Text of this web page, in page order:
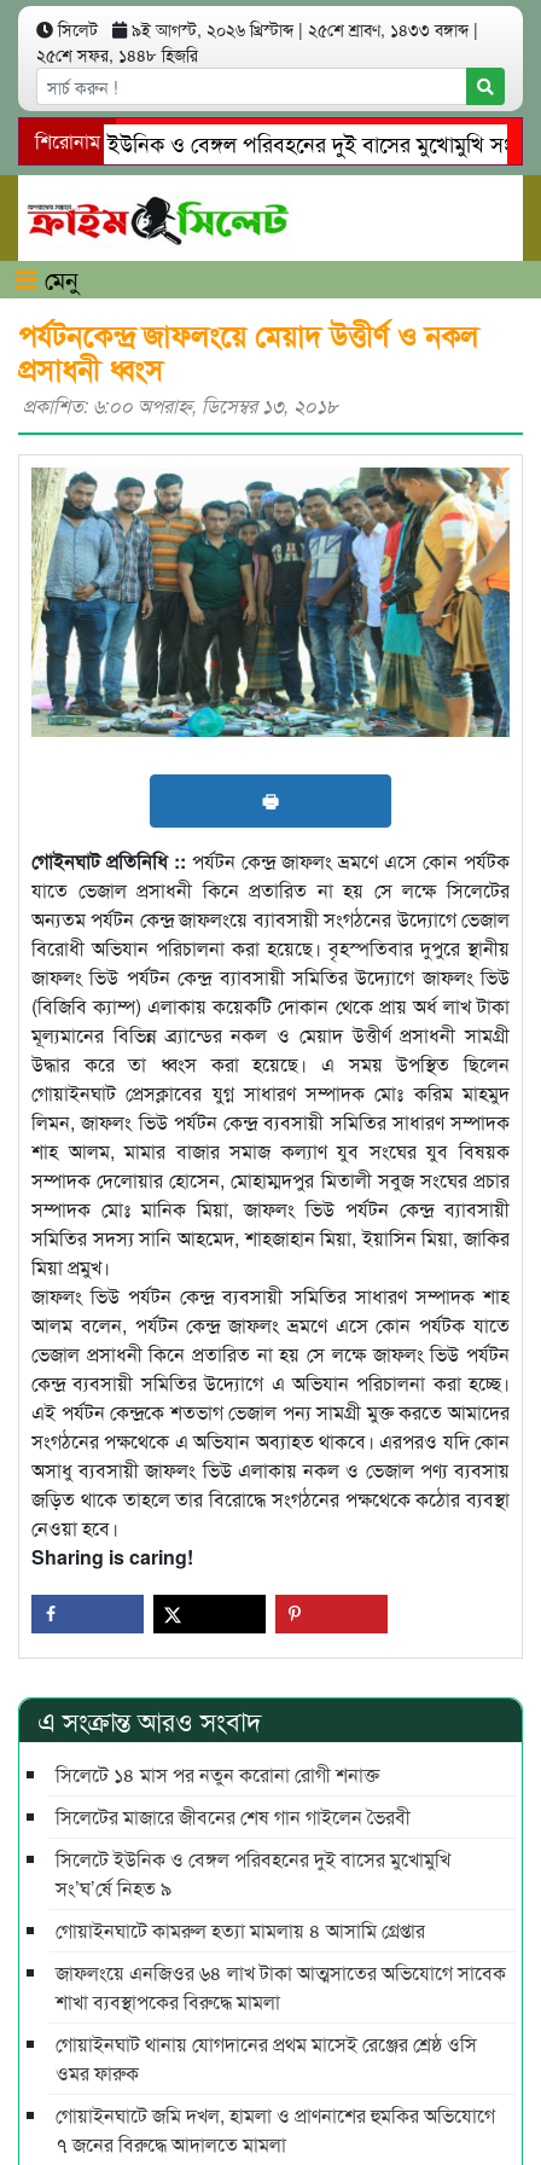
সিলেট ৯ই আগস্ট, ২০২৬ খ্রিস্টাব্দ | ২৫শে শ্রাবণ, ১৪৩৩ বঙ্গাব্দ |
২৫শে সফর, ১৪৪৮ হিজরি
শিরোনাম
সিলেটে ইউনিক ও বেঙ্গল পরিবহনের দুই বাসের মুখোমুখি
গোয়াইনঘাটে প্রেমের ফাঁদে তরুণী পাচার: মাদকাসক্ত রিমালকে
মেনু
পর্যটনকেন্দ্র জাফলংয়ে মেয়াদ উত্তীর্ণ ও নকল
প্রসাধনী ধ্বংস
প্রকাশিত: ৬:০০ অপরাহ্ণ, ডিসেম্বর ১৩, ২০১৮
🖶
গোইনঘাট প্রতিনিধি :: পর্যটন কেন্দ্র জাফলং ভ্রমণে এসে কোন পর্যটক
যাতে ভেজাল প্রসাধনী কিনে প্রতারিত না হয় সে লক্ষে সিলেটের
অন্যতম পর্যটন কেন্দ্র জাফলংয়ে ব্যাবসায়ী সংগঠনের উদ্যোগে ভেজাল
বিরোধী অভিযান পরিচালনা করা হয়েছে। বৃহস্পতিবার দুপুরে স্থানীয়
জাফলং ভিউ পর্যটন কেন্দ্র ব্যাবসায়ী সমিতির উদ্যোগে জাফলং ভিউ
(বিজিবি ক্যাম্প) এলাকায় কয়েকটি দোকান থেকে প্রায় অর্ধ লাখ টাকা
মূল্যমানের বিভিন্ন ব্র্যান্ডের নকল ও মেয়াদ উত্তীর্ণ প্রসাধনী সামগ্রী
উদ্ধার করে তা ধ্বংস করা হয়েছে। এ সময় উপস্থিত ছিলেন
গোয়াইনঘাট প্রেসক্লাবের যুগ্ন সাধারণ সম্পাদক মোঃ করিম মাহমুদ
লিমন, জাফলং ভিউ পর্যটন কেন্দ্র ব্যবসায়ী সমিতির সাধারণ সম্পাদক
শাহ আলম, মামার বাজার সমাজ কল্যাণ যুব সংঘের যুব বিষয়ক
সম্পাদক দেলোয়ার হোসেন, মোহাম্মদপুর মিতালী সবুজ সংঘের প্রচার
সম্পাদক মোঃ মানিক মিয়া, জাফলং ভিউ পর্যটন কেন্দ্র ব্যাবসায়ী
সমিতির সদস্য সানি আহমেদ, শাহজাহান মিয়া, ইয়াসিন মিয়া, জাকির
মিয়া প্রমুখ।
জাফলং ভিউ পর্যটন কেন্দ্র ব্যবসায়ী সমিতির সাধারণ সম্পাদক শাহ
আলম বলেন, পর্যটন কেন্দ্র জাফলং ভ্রমণে এসে কোন পর্যটক যাতে
ভেজাল প্রসাধনী কিনে প্রতারিত না হয় সে লক্ষে জাফলং ভিউ পর্যটন
কেন্দ্র ব্যবসায়ী সমিতির উদ্যোগে এ অভিযান পরিচালনা করা হচ্ছে।
এই পর্যটন কেন্দ্রকে শতভাগ ভেজাল পন্য সামগ্রী মুক্ত করতে আমাদের
সংগঠনের পক্ষথেকে এ অভিযান অব্যাহত থাকবে। এরপরও যদি কোন
অসাধু ব্যবসায়ী জাফলং ভিউ এলাকায় নকল ও ভেজাল পণ্য ব্যবসায়
জড়িত থাকে তাহলে তার বিরোদ্ধে সংগঠনের পক্ষথেকে কঠোর ব্যবস্থা
নেওয়া হবে।
Sharing is caring!
এ সংক্রান্ত আরও সংবাদ
সিলেটে ১৪ মাস পর নতুন করোনা রোগী শনাক্ত
সিলেটের মাজারে জীবনের শেষ গান গাইলেন ভৈরবী
সিলেটে ইউনিক ও বেঙ্গল পরিবহনের দুই বাসের মুখোমুখি
সং’ঘ’র্ষে নিহত ৯
গোয়াইনঘাটে কামরুল হত্যা মামলায় ৪ আসামি গ্রেপ্তার
জাফলংয়ে এনজিওর ৬৪ লাখ টাকা আত্মসাতের অভিযোগে সাবেক
শাখা ব্যবস্থাপকের বিরুদ্ধে মামলা
গোয়াইনঘাট থানায় যোগদানের প্রথম মাসেই রেঞ্জের শ্রেষ্ঠ ওসি
ওমর ফারুক
গোয়াইনঘাটে জমি দখল, হামলা ও প্রাণনাশের হুমকির অভিযোগে
৭ জনের বিরুদ্ধে আদালতে মামলা